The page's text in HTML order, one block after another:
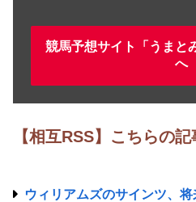
競馬予想サイト「うまと
へ
【相互RSS】こちらの
ウィリアムズのサインツ、